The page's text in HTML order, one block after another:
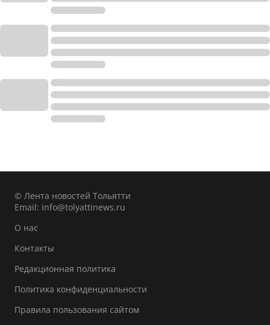
© Лента новостей Тольятти
Email: info@tolyattinews.ru
О нас
Контакты
Редакционная политика
Политика конфиденциальности
Правила пользования сайтом